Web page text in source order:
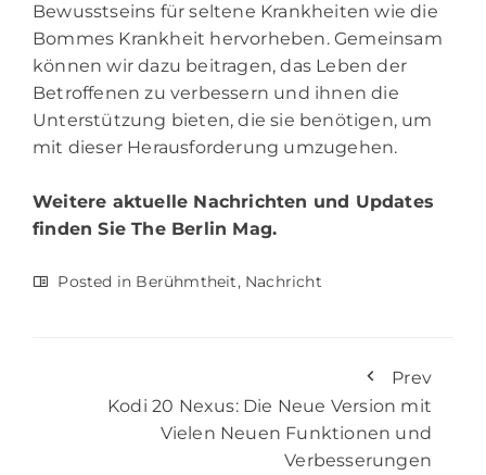
Bewusstseins für seltene Krankheiten wie die
Bommes Krankheit hervorheben. Gemeinsam
können wir dazu beitragen, das Leben der
Betroffenen zu verbessern und ihnen die
Unterstützung bieten, die sie benötigen, um
mit dieser Herausforderung umzugehen.
Weitere aktuelle Nachrichten und Updates
finden SieThe Berlin Mag.
Posted in Berühmtheit, Nachricht
Prev
Kodi 20 Nexus: Die Neue Version mit
Vielen Neuen Funktionen und
Verbesserungen